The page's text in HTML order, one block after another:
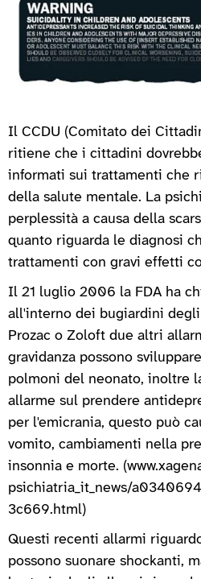
Il CCDU (Comitato dei
ritiene che i cittadini
informati sui trattamenti che
della salute mentale. La
perplessità a causa della
quanto riguarda le diagnosi
trattamenti con gravi effetti
Il 21 luglio 2006 la FDA ha
all'interno dei bugiardini
Prozac o Zoloft due altri
gravidanza possono
polmoni del neonato, inoltre
allarme sul prendere
per l'emicrania, questo può
vomito, cambiamenti nella
insonnia e morte.
psichiatria_it_news/
3c669.html)
Questi recenti allarmi
possono suonare shockanti,